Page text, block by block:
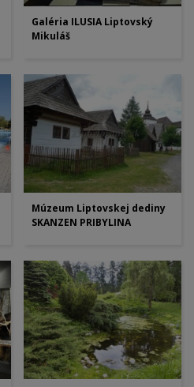
Galéria ILUSIA Liptovský
Mikuláš
Múzeum Liptovskej dediny
SKANZEN PRIBYLINA